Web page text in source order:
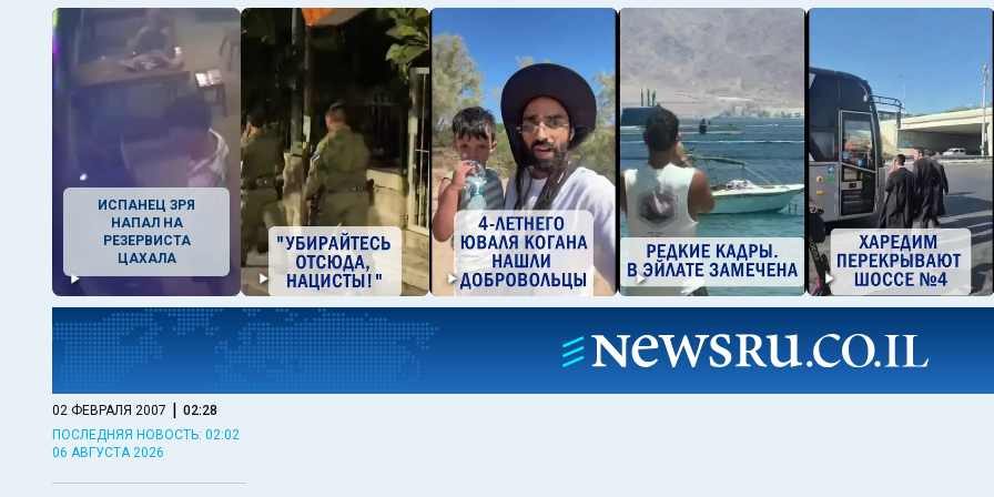
ИСПАНЕЦ ЗРЯ
НАПАЛ НА
РЕЗЕРВИСТА
ЦАХАЛА
02 ФЕВРАЛЯ 2007 | 02:28
ПОСЛЕДНЯЯ НОВОСТЬ: 02:02
06 АВГУСТА 2026